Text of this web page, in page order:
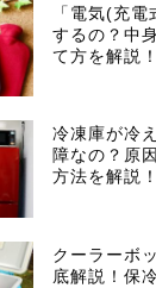
「電気(充
するの？中
て方を解説！
冷凍庫が冷
障なの？原
方法を解説！
クーラーボ
底解説！保